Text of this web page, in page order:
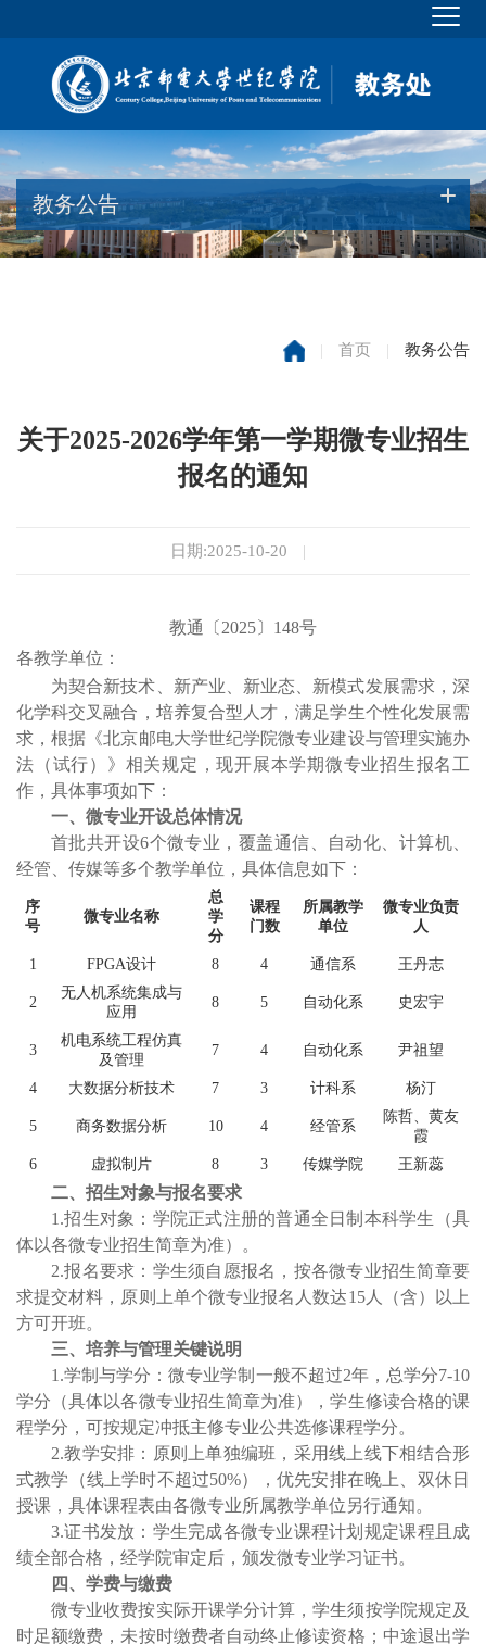
教务公告
| 首页 | 教务公告
关于2025-2026学年第一学期微专业招生
报名的通知
日期:2025-10-20 |
教通〔2025〕148号
各教学单位：
为契合新技术、新产业、新业态、新模式发展需求，深
化学科交叉融合，培养复合型人才，满足学生个性化发展需
求，根据《北京邮电大学世纪学院微专业建设与管理实施办
法（试行）》相关规定，现开展本学期微专业招生报名工
作，具体事项如下：
一、微专业开设总体情况
首批共开设6个微专业，覆盖通信、自动化、计算机、
经管、传媒等多个教学单位 ，具体信息如下：
序
号
微专业名称
总
学
分
课程
门数
所属教学
单位
微专业负责
人
1 FPGA设计 8 4 通信系 王丹志
2
无人机系统集成与
应用
8 5 自动化系 史宏宇
3
机电系统工程仿真
及管理
7 4 自动化系 尹祖望
4 大数据分析技术 7 3 计科系 杨汀
5 商务数据分析 10 4 经管系
陈哲、黄友
霞
6
虚拟制片 8 3 传媒学院 王新蕊
二、招生对象与报名要求
1.招生对象：学院正式注册的普通全日制本科学生（具
体以各微专业招生简章为准）。
2.报名要求：学生须自愿报名，按各微专业招生简章要
求提交材料，原则上单个微专业报名人数达15人（含）以上
方可开班。
三、培养与管理关键说明
1.学制与学分：微专业学制一般不超过2年，总学分7-10
学分（具体以各微专业招生简章为准），学生修读合格的课
程学分，可按规定冲抵主修专业公共选修课程学分。
2.教学安排：原则上单独编班，采用线上线下相结合形
式教学（线上学时不超过50%），优先安排在晚上、双休日
授课，具体课程表由各微专业所属教学单位另行通知。
3.证书发放：学生完成各微专业课程计划 规定课程且成
绩全部合格，经学院审定后，颁发微专业学习证书。
四、学费与缴费
微专业收费按实际开课学分计算，学生须按学院规定及
时足额缴费，未按时缴费者自动终止修读资格；中途退出学